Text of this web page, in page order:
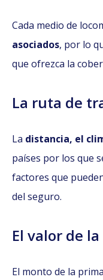
Cada medio de
asociados, por lo
que ofrezca la
La ruta de
La distancia, el
países por los que
factores que
del seguro.
El valor de
El monto de la